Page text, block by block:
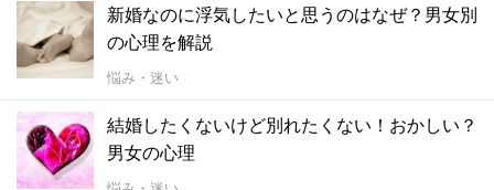
新婚なのに浮気したいと思うのはなぜ？男女別
の心理を解説
悩み・迷い
結婚したくないけど別れたくない！おかしい？
男女の心理